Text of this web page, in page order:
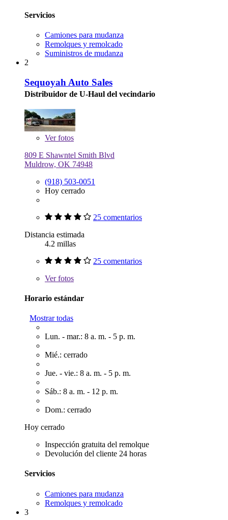
Servicios
Camiones para mudanza
Remolques y remolcado
Suministros de mudanza
2
Sequoyah Auto Sales
Distribuidor de U-Haul del vecindario
Verfotos
809 E Shawntel Smith Blvd
Muldrow, OK 74948
(918) 503-0051
Hoy cerrado
25 comentarios
Distancia estimada
4.2 millas
25 comentarios
Verfotos
Horario estándar
Mostrar todas
Lun. - mar.: 8 a. m. - 5 p. m.
Mié.: cerrado
Jue. - vie.: 8 a. m. - 5 p. m.
Sáb.: 8 a. m. - 12 p. m.
Dom.: cerrado
Hoy cerrado
Inspección gratuita del remolque
Devolución del cliente 24 horas
Servicios
Camiones para mudanza
Remolques y remolcado
3